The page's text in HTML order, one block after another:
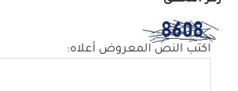
اكتب النص المعروض أعلاه: